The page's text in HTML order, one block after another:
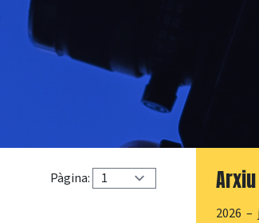
Pàgina: Arxiu
2026